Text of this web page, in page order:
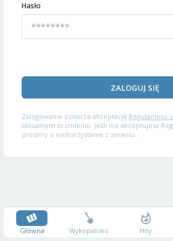
Hasło
ZALOGUJ SIĘ
Zalogowanie oznacza akceptację Regulaminu
aktualnym brzmieniu. Jeśli nie akceptujesz
prosimy o niekorzystanie z serwisu.
Główna Wykopalisko Hity